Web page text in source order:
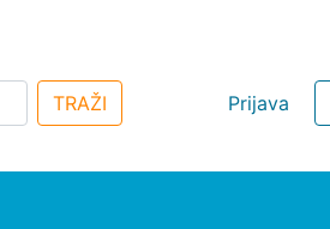
Prijava
TRAŽI